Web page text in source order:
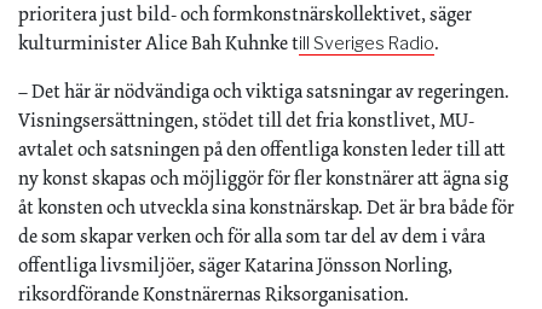
prioritera just bild- och formkonstnärskollektivet, säger
kulturminister Alice Bah Kuhnke till Sveriges Radio.
– Det här är nödvändiga och viktiga satsningar av regeringen.
Visningsersättningen, stödet till det fria konstlivet, MU-
avtalet och satsningen på den offentliga konsten leder till att
ny konst skapas och möjliggör för fler konstnärer att ägna sig
åt konsten och utveckla sina konstnärskap. Det är bra både för
de som skapar verken och för alla som tar del av dem i våra
offentliga livsmiljöer, säger Katarina Jönsson Norling,
riksordförande Konstnärernas Riksorganisation.